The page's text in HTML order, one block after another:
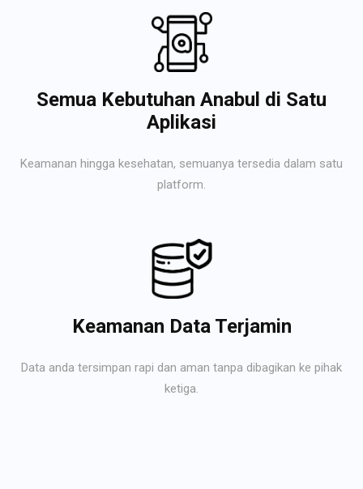
Semua Kebutuhan Anabul di Satu
Aplikasi
Keamanan hingga kesehatan, semuanya tersedia dalam satu
platform.
Keamanan Data Terjamin
Data anda tersimpan rapi dan aman tanpa dibagikan ke pihak
ketiga.